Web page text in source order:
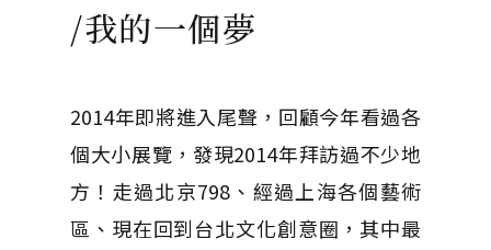
/我的一個夢
2014年即將進入尾聲，回顧今年看過各
個大小展覽，發現2014年拜訪過不少地
方！走過北京798、經過上海各個藝術
區、現在回到台北文化創意圈，其中最